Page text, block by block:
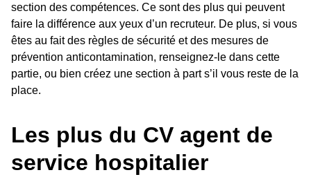
section des compétences. Ce sont des plus qui peuvent
faire la différence aux yeux d’un recruteur. De plus, si vous
êtes au fait des règles de sécurité et des mesures de
prévention anticontamination, renseignez-le dans cette
partie, ou bien créez une section à part s’il vous reste de la
place.
Les plus du CV agent de
service hospitalier